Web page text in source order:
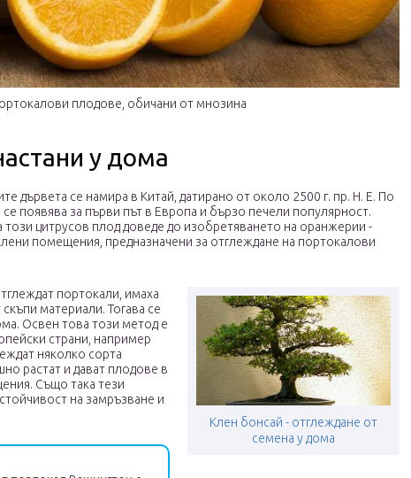
плодове, обичани от мнозина
у дома
дървета се намира в Китай, датирано от около 2500 г. пр. Н. Е. По
появява за първи път в Европа и бързо печели популярност.
цитрусов плод доведе до изобретяването на оранжерии -
помещения, предназначени за отглеждане на портокалови
Клен бонсай - отглеждане от
семена у дома
портокали, имаха
материали. Тогава се
Освен това този метод е
страни, например
няколко сорта
растат и дават плодове в
Също така тези
на замръзване и